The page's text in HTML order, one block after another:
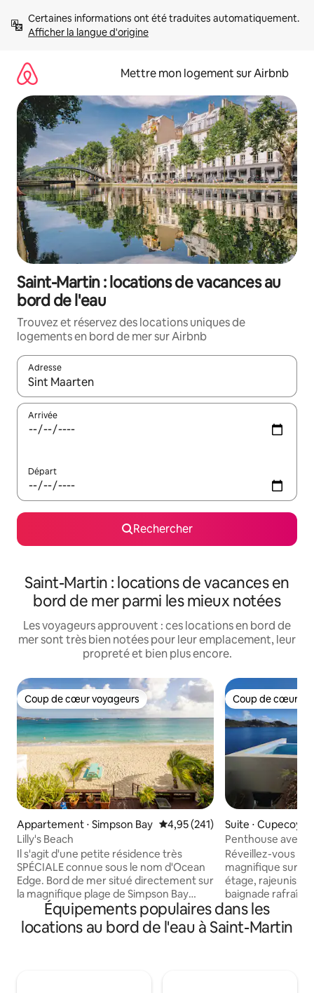
directement
Afficher la langue d'origine
Mettre mon logement sur Airbnb
Saint-Martin : locations de vacances au
bord de l'eau
Trouvez et réservez des locations uniques de
logements en bord de mer sur Airbnb
Adresse
Lorsque les résultats s'affichent, utilisez les flèches vers le
Arrivée
Départ
Rechercher
Saint-Martin : locations de vacances en
bord de mer parmi les mieux notées
Les voyageurs approuvent : ces locations en bord de
mer sont très bien notées pour leur emplacement, leur
propreté et bien plus encore.
Coup de cœur voyageurs
Coup de cœur voyageurs
Appartement ⋅ Simpson Bay Évaluation moyenne sur la
4,95 (241)
Lilly's Beach
Il s'agit d'une petite résidence très
SPÉCIALE connue sous le nom d'Ocean
Edge. Bord de mer situé directement sur
la magnifique plage de Simpson Bay
Beach ! Bénéficie de l'un des meilleurs
emplacements de l'île. Vue
panoramique sur la mer avec vos orteils
Coup de cœur
Coup de cœur
Suite ⋅ Cupecoy
Penthouse avec
et terrasse avec
Réveillez-vous
magnifique sur le
étage,
baignade
à débordement
café ou une
promenade de 10
Équipements populaires dans les
locations au bord de l'eau à Saint-Martin